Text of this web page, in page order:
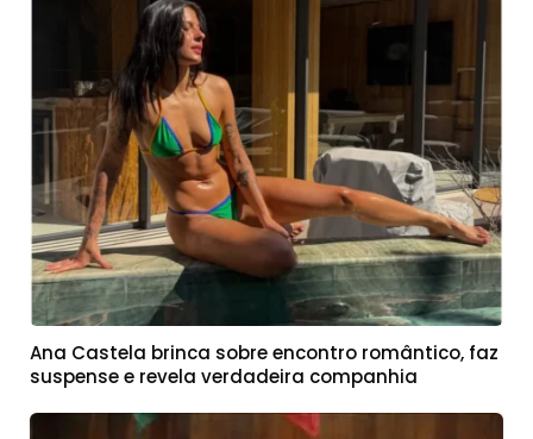
Ana Castela brinca sobre encontro romântico, faz
suspense e revela verdadeira companhia